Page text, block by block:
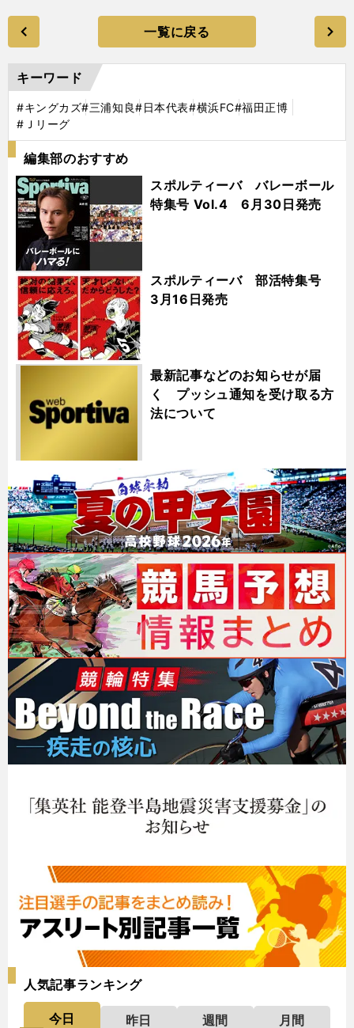
一覧に戻る
キーワード
#キングカズ#三浦知良#日本代表#横浜FC#福田正博
#Ｊリーグ
編集部のおすすめ
スポルティーバ バレーボール
特集号 Vol.4 6月30日発売
スポルティーバ 部活特集号
3月16日発売
最新記事などのお知らせが届
く プッシュ通知を受け取る方
法について
人気記事ランキング
今日 昨日 週間 月間